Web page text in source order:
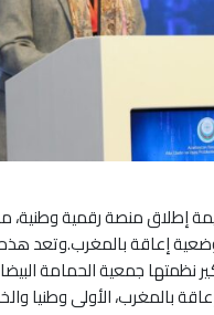
إطلاق منصة رقمية
إعاقة بالمغرب.وتعد هذه
نظمتها جمعية الحمامة
بالمغرب، الأولى وطنيا